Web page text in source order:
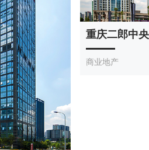
重庆二郎中
商业地产